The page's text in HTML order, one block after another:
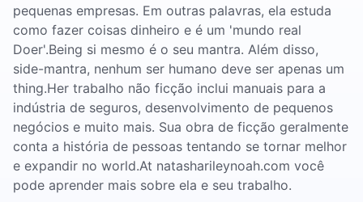
pequenas empresas. Em outras palavras, ela estuda
como fazer coisas dinheiro e é um 'mundo real
Doer'.Being si mesmo é o seu mantra. Além disso,
side-mantra, nenhum ser humano deve ser apenas um
thing.Her trabalho não ficção inclui manuais para a
indústria de seguros, desenvolvimento de pequenos
negócios e muito mais. Sua obra de ficção geralmente
conta a história de pessoas tentando se tornar melhor
e expandir no world.At natasharileynoah.com você
pode aprender mais sobre ela e seu trabalho.